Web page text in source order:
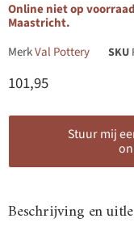
Online niet op
Maastricht.
MerkVal Pottery SKU
Huidige prijs
101,95
Stuur mij
Beschrijving en